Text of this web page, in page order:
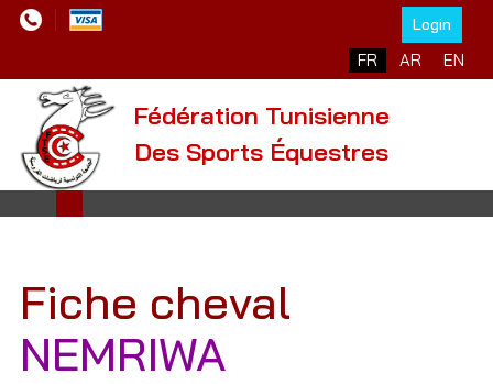
Login
Sélectionnez votre
FR AR EN
Fédération Tunisienne
Des Sports Équestres
Fiche cheval
NEMRIWA